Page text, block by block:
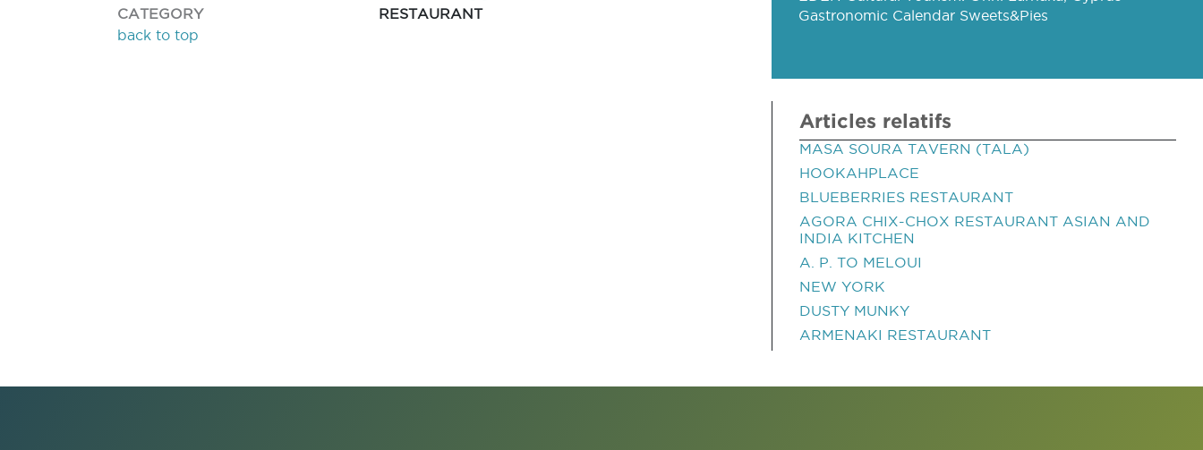
CATEGORY
RESTAURANT
back to top
Gastronomic Calendar Sweets&Pies
Articles relatifs
MASA SOURA TAVERN (TALA)
HOOKAHPLACE
BLUEBERRIES RESTAURANT
AGORA CHIX-CHOX RESTAURANT ASIAN AND
INDIA KITCHEN
A. P. TO MELOUI
NEW YORK
DUSTY MUNKY
ARMENAKI RESTAURANT